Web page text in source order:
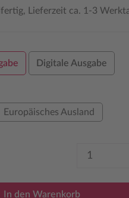
Lieferzeit ca. 1-3
Digitale Ausgabe
Europäisches Ausland
In den Warenkorb